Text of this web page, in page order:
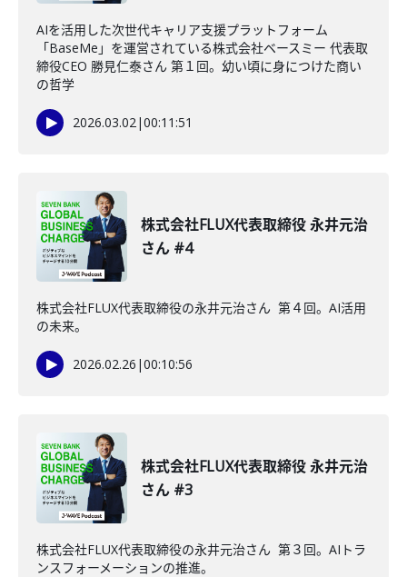
AIを活用した次世代キャリア支援プラットフォーム
「BaseMe」を運営されている株式会社ベースミー 代表取
締役CEO 勝見仁泰さん 第１回。幼い頃に身につけた商い
の哲学
2026.03.02|00:11:51
株式会社FLUX代表取締役 永井元治
さん #4
株式会社FLUX代表取締役の永井元治さん 第４回。AI活用
の未来。
2026.02.26 |00:10:56
株式会社FLUX代表取締役 永井元治
さん #3
株式会社FLUX代表取締役の永井元治さん 第３回。AIトラ
ンスフォーメーションの推進。